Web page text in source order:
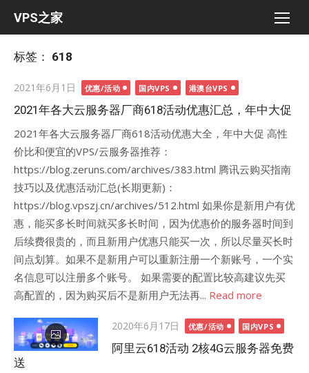
VPS之家
标签： 618
Posted
on
2021年6月1日 优惠/活动 国内VPS 港澳台VPS
2021年各大云服务器厂商618活动优惠汇总，年中大促
2021年各大云服务器厂商618活动优惠大全，年中大促 高性
价比和便宜的VPS/云服务器推荐：
https://blog.zeruns.com/archives/383.html 腾讯云购买指南
技巧以及优惠活动汇总(长期更新)：
https://blog.vpszj.cn/archives/512.html 如果你是新用户有优
惠，能买多长时间就买多长时间，因为优惠价的服务器时间到
后续费很贵的，而且新用户优惠只能买一次，所以尽量买长时
间点划算。如果不是新用户可以重新注册一个新账号，一个实
名信息可以注册多个账号。 如果需要的配置比较高建议先买
高配置的，因为购买后不是新用户无法再... Read more
Posted
on
2020年6月17日 优惠/活动 国内VPS
阿里云618活动 2核4G云服务器免费
送